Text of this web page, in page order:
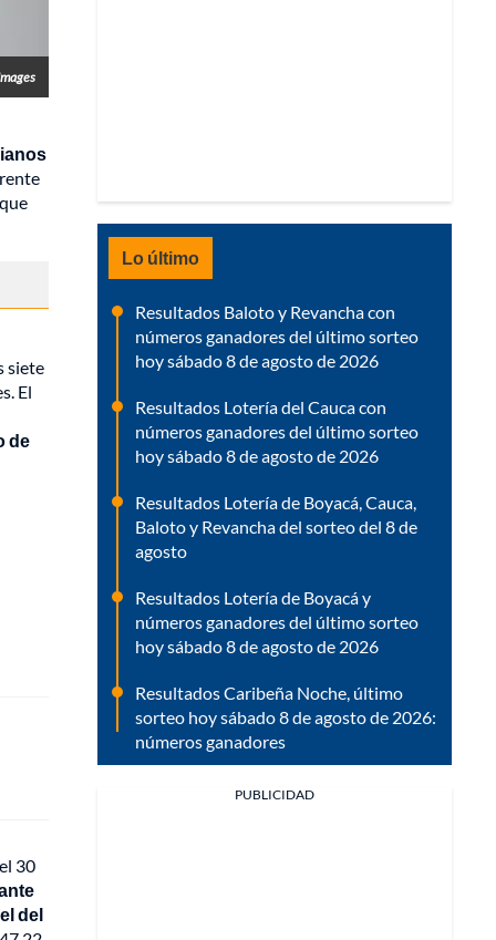
siete
El
de
30
del
Lo último
Resultados Baloto y Revancha con
números ganadores del último sorteo
hoy sábado 8 de agosto de 2026
Resultados Lotería del Cauca con
números ganadores del último sorteo
hoy sábado 8 de agosto de 2026
Resultados Lotería de Boyacá, Cauca,
Baloto y Revancha del sorteo del 8 de
agosto
Resultados Lotería de Boyacá y
números ganadores del último sorteo
hoy sábado 8 de agosto de 2026
Resultados Caribeña Noche, último
sorteo hoy sábado 8 de agosto de 2026:
números ganadores
PUBLICIDAD